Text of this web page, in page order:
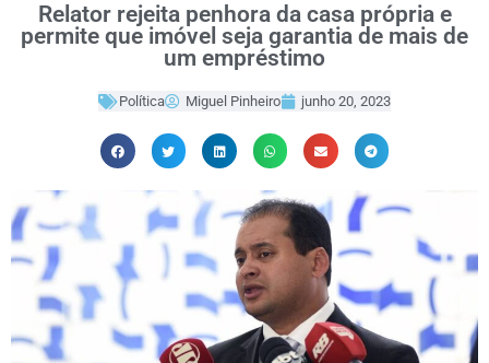
Relator rejeita penhora da casa própria e
permite que imóvel seja garantia de mais de
um empréstimo
Política Miguel Pinheiro junho 20, 2023